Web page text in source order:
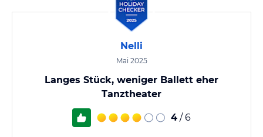
Nelli
Mai 2025
Langes Stück, weniger Ballett eher
Tanztheater
4 / 6